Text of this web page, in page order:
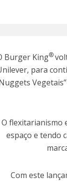
Burger King®
para
O flexitarianismo
espaço e tendo
Com este